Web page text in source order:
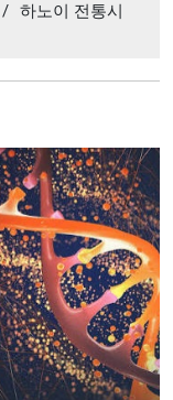
/ 하노이 전통시